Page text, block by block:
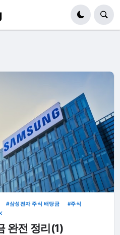
삼성전자 주식 배당금
주식
완전 정리(1)